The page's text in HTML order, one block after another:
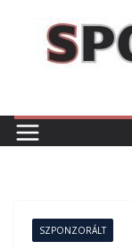
content
SZPONZORÁLT